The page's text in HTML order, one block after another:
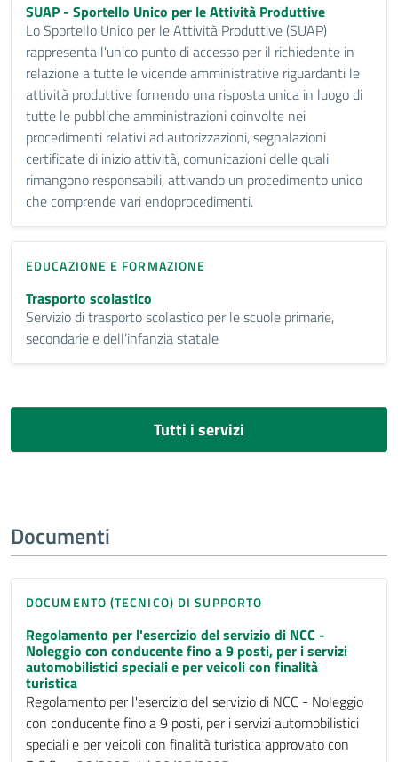
SUAP - Sportello Unico per le Attività Produttive
Lo Sportello Unico per le Attività Produttive (SUAP)
rappresenta l'unico punto di accesso per il richiedente in
relazione a tutte le vicende amministrative riguardanti le
attività produttive fornendo una risposta unica in luogo di
tutte le pubbliche amministrazioni coinvolte nei
procedimenti relativi ad autorizzazioni, segnalazioni
certificate di inizio attività, comunicazioni delle quali
rimangono responsabili, attivando un procedimento unico
che comprende vari endoprocedimenti.
EDUCAZIONE E FORMAZIONE
Trasporto scolastico
Servizio di trasporto scolastico per le scuole primarie,
secondarie e dell’infanzia statale
Tutti i servizi
Documenti
DOCUMENTO (TECNICO) DI SUPPORTO
Regolamento per l'esercizio del servizio di NCC -
Noleggio con conducente fino a 9 posti, per i servizi
automobilistici speciali e per veicoli con finalità
turistica
Regolamento per l'esercizio del servizio di NCC - Noleggio
con conducente fino a 9 posti, per i servizi automobilistici
speciali e per veicoli con finalità turistica approvato con